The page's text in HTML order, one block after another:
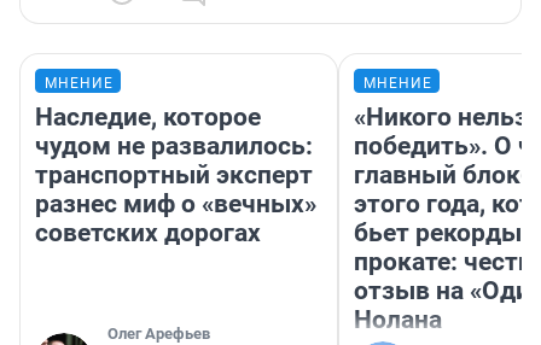
МНЕНИЕ
Наследие, которое
чудом не развалилось:
транспортный эксперт
разнес миф о «вечных»
советских дорогах
Олег Арефьев
МНЕНИЕ
«Никого нельзя
победить». О
главный
этого года,
бьет рекорды в
прокате:
отзыв на
Нолана